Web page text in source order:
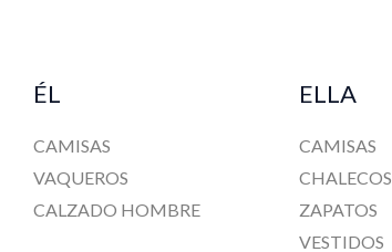
ÉL
CAMISAS
VAQUEROS
CALZADO HOMBRE
ELLA
CAMISAS
CHALECOS
ZAPATOS
VESTIDOS